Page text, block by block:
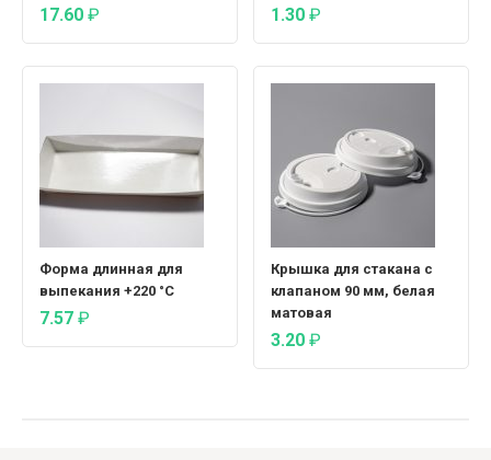
17.60 ₽ 1.30 ₽
Форма длинная для
выпекания +220 °C
7.57 ₽
Крышка для стакана с
клапаном 90 мм, белая
матовая
3.20 ₽